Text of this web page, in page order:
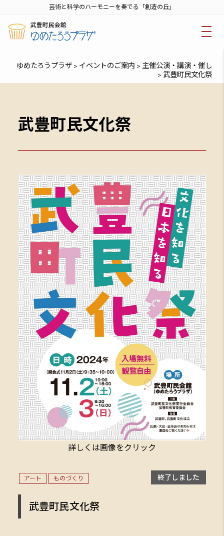
芸術と科学のハーモニーを奏でる「創造の丘」
ゆめたろうプラザ > イベントのご案内 > 主催公演・講演・催し
> 武豊町民文化祭
武豊町民文化祭
詳しくは画像をクリック
アート ものづくり 終了しました
武豊町民文化祭